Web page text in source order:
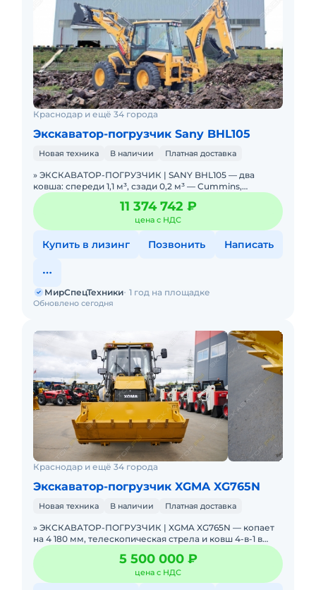
Краснодар и ещё 34 города
Экскаватор-погрузчик Sany BHL105
Новая техника В наличии Платная доставка
» ЭКСКАВАТОР-ПОГРУЗЧИК | SANY BHL105 — два
ковша: спереди 1,1 м³, сзади 0,2 м³ — Cummins,
гарантия 24 мес. В НАЛИЧИИ. Можно в ЛИЗИНГ
11 374 742 ₽
цена с НДС
Купить в лизинг Позвонить Написать
Обновлено сегодня
МирСпецТехники 1 год на площадке
Краснодар и ещё 34 города
Экскаватор-погрузчик XGMA XG765N
Новая техника В наличии Платная доставка
» ЭКСКАВАТОР-ПОГРУЗЧИК | XGMA XG765N — копает
на 4 180 мм, телескопическая стрела и ковш 4-в-1 в
базе. В НАЛИЧИИ. Можно в ЛИЗИНГ. Цена С
НДС.Основны
5 500 000 ₽
цена с НДС